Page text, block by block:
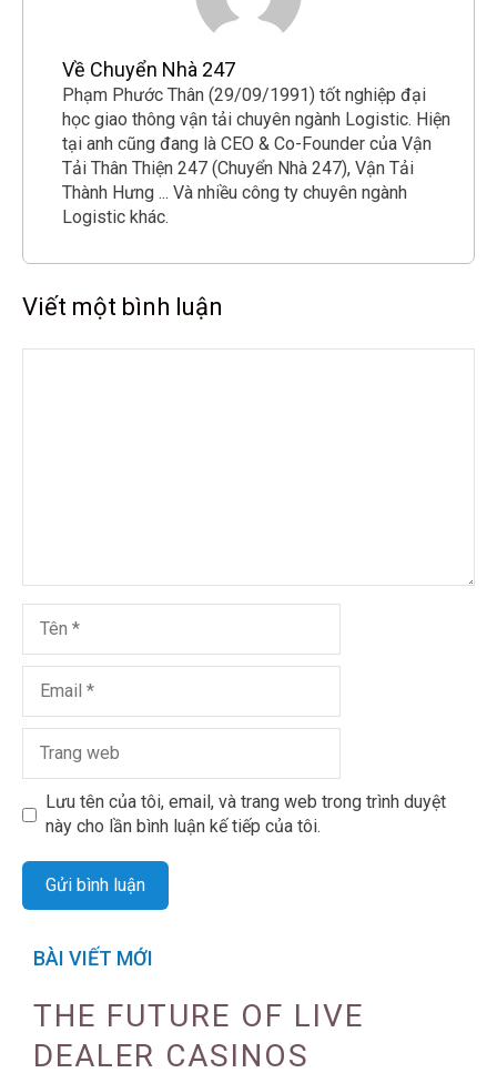
Về Chuyển Nhà 247
Phạm Phước Thân (29/09/1991) tốt nghiệp đại
học giao thông vận tải chuyên ngành Logistic. Hiện
tại anh cũng đang là CEO & Co-Founder của Vận
Tải Thân Thiện 247 (Chuyển Nhà 247), Vận Tải
Thành Hưng ... Và nhiều công ty chuyên ngành
Logistic khác.
Viết một bình luận
Lưu tên của tôi, email, và trang web trong trình duyệt
này cho lần bình luận kế tiếp của tôi.
BÀI VIẾT MỚI
THE FUTURE OF LIVE
DEALER CASINOS